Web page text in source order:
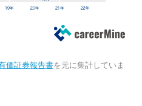
価証券報告書を元に集計していま